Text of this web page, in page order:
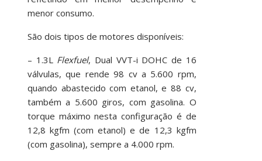
menor consumo.
São dois tipos de motores disponíveis:
– 1.3L Flexfuel, Dual VVT-i DOHC de 16
válvulas, que rende 98 cv a 5.600 rpm,
quando abastecido com etanol, e 88 cv,
também a 5.600 giros, com gasolina. O
torque máximo nesta configuração é de
12,8 kgfm (com etanol) e de 12,3 kgfm
(com gasolina), sempre a 4.000 rpm.